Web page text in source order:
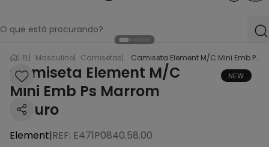
NEW
EL Masculino Camisetas Camiseta Element M/C Mini Emb Ps Marrom Escuro
Camiseta Element M/C
Mini Emb Ps Marrom
Escuro
Element|REF: E471P0840.58.00
termos mais buscados
1º
bone
2º
camiseta
moletom